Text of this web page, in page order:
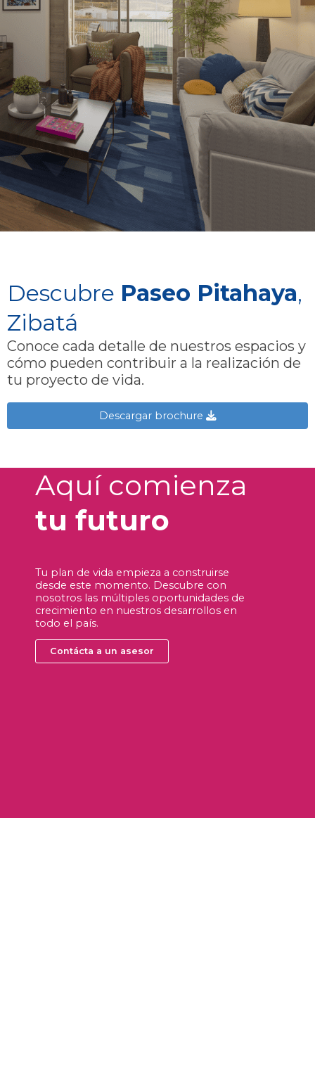
Descubre Paseo Pitahaya,
Zibatá
Conoce cada detalle de nuestros espacios y
cómo pueden contribuir a la realización de
tu proyecto de vida.
Descargar brochure
Aquí comienza
tu futuro
Tu plan de vida empieza a construirse
desde este momento. Descubre con
nosotros las múltiples oportunidades de
crecimiento en nuestros desarrollos en
todo el país.
Contácta a un asesor